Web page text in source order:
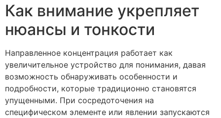
Как внимание укрепляет
нюансы и тонкости
Направленное концентрация работает как
увеличительное устройство для понимания, давая
возможность обнаруживать особенности и
подробности, которые традиционно становятся
упущенными. При сосредоточения на
специфическом элементе или явлении запускаются